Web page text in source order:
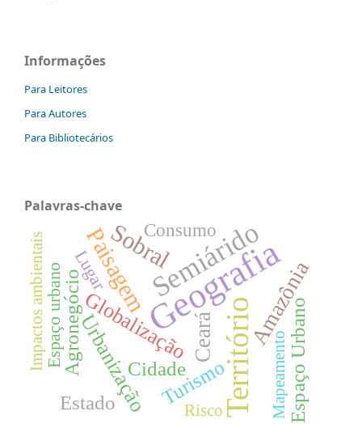
Informações
Para Leitores
Para Autores
Para Bibliotecários
Palavras-chave
Geografia
Território
Semiárido
Sobral
Paisagem
Ceará Amazônia
Globalização
Urbanização
Agronegócio Espaço Urbano
Turismo
Cidade
Estado
Consumo
Espaço urbanoLugar
Impactos ambientais
Mapeamento
Risco